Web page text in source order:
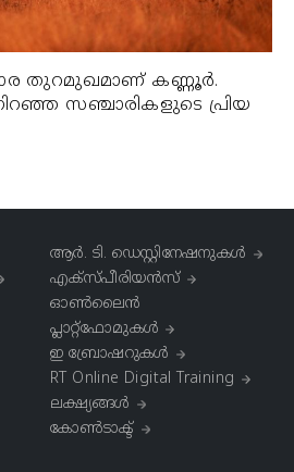
തുറമുഖമാണ് കണ്ണൂര്‍.
സഞ്ചാരികളുടെ പ്രിയ
ആര്‍. ടി. ഡെസ്റ്റിനേഷനുകള്‍
എക്സ്പീരിയൻസ്
ഓൺലൈൻ
പ്ലാറ്റ്‌ഫോമുകൾ
ഇ ബ്രോഷറുകൾ
RT Online Digital Training
ലക്ഷ്യങ്ങൾ
കോൺടാക്ട്